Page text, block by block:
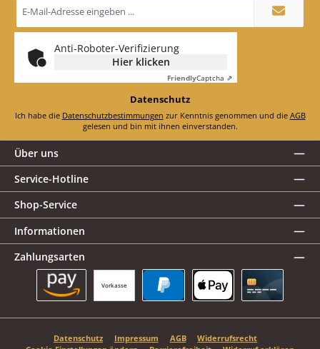
Mail-
Adresse
*
Anti-Roboter-Verifizierung
Hier klicken
FriendlyCaptcha ⇗
Datenschutz
Ich habe die Datenschutzbestimmungen zur Kenntnis genommen und die AGB
gelesen und bin mit ihnen einverstanden.
Über uns
Service-Hotline
Shop-Service
Informationen
Zahlungsarten
Vorkasse
Datenschutz Impressum AGB
Widerrufsrecht